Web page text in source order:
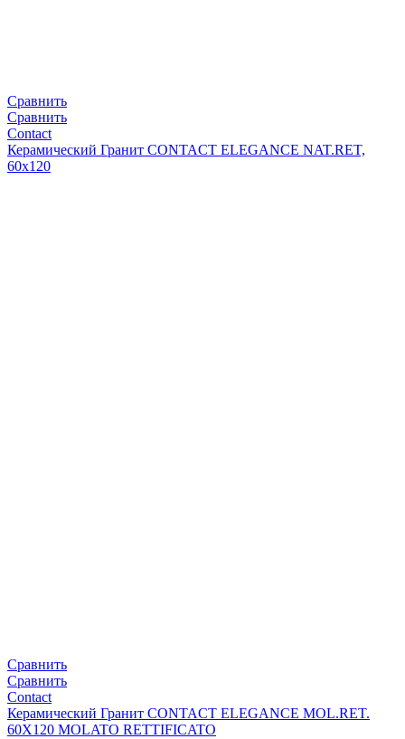
Сравнить
Сравнить
Contact
Керамический Гранит CONTACT ELEGANCE NAT.RET,
60x120
Сравнить
Сравнить
Contact
Керамический Гранит CONTACT ELEGANCE MOL.RET.
60X120 MOLATO RETTIFICATO